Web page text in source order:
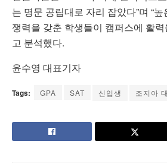
는 명문 공립대로 자리 잡았다”며 “
쟁력을 갖춘 학생들이 캠퍼스에 활
고 분석했다.
윤수영 대표기자
Tags: GPA SAT 신입생 조지아